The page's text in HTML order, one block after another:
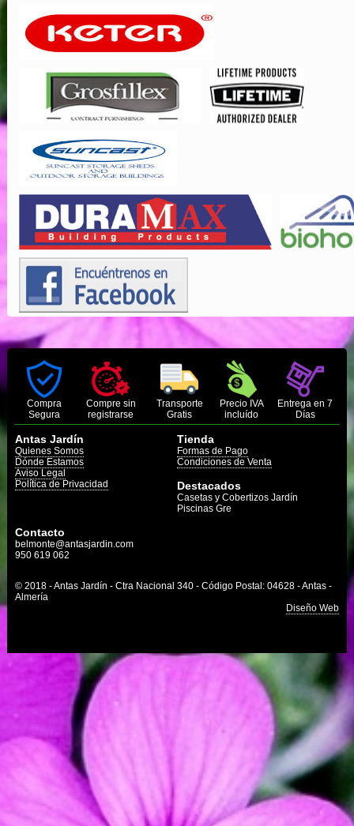
Compra
Segura
Compre sin
registrarse
Transporte
Gratis
Precio IVA
incluído
Entrega en 7
Días
Antas Jardín
Quienes Somos
Dónde Estamos
Aviso Legal
Política de Privacidad
Tienda
Formas de Pago
Condiciones de Venta
Destacados
Casetas y Cobertizos Jardín
Piscinas Gre
Contacto
belmonte@antasjardin.com
950 619 062
© 2018 - Antas Jardín - Ctra Nacional 340 - Código Postal: 04628 - Antas -
Almería
Diseño Web